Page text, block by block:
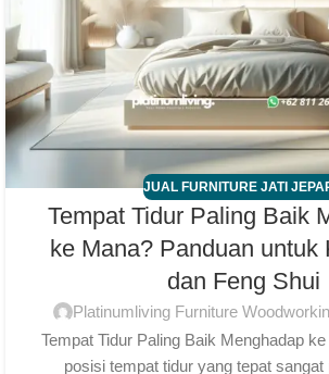
JUAL FURNITURE JATI
Tempat Tidur Paling Baik
ke Mana? Panduan untuk
dan Feng Shui
Platinumliving Furniture
Tempat Tidur Paling Baik Menghadap
posisi tempat tidur yang tepat sangat